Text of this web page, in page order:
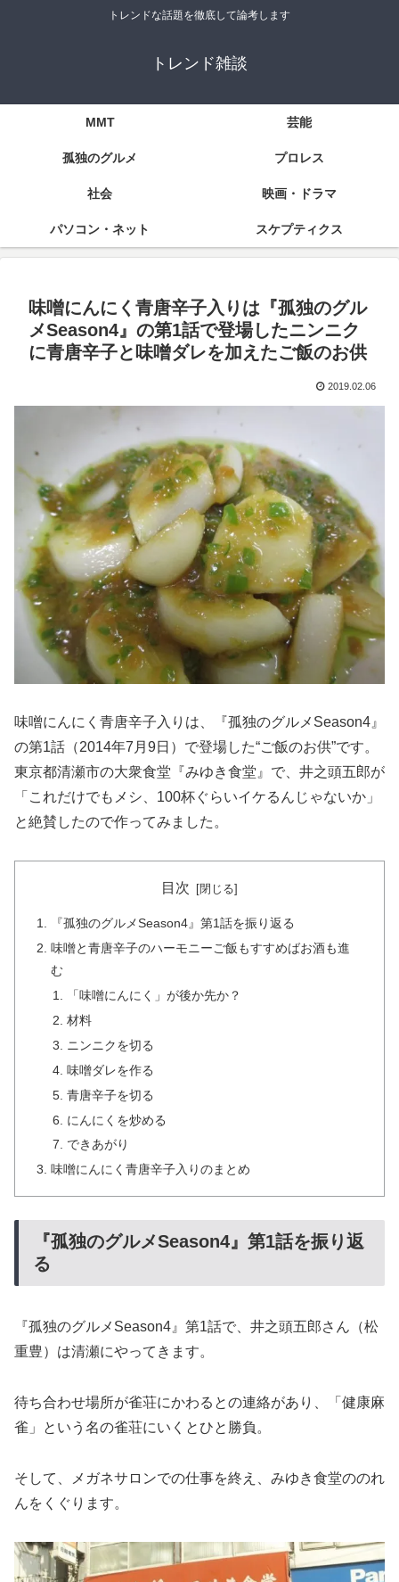
トレンドな話題を徹底して論考します
トレンド雑談
MMT 芸能
孤独のグルメ プロレス
社会 映画・ドラマ
パソコン・ネット スケプティクス
味噌にんにく青唐辛子入りは『孤独のグル
メSeason4』の第1話で登場したニンニク
に青唐辛子と味噌ダレを加えたご飯のお供
2019.02.06
味噌にんにく青唐辛子入りは、『孤独のグルメSeason4』
の第1話（2014年7月9日）で登場した“ご飯のお供”です。
東京都清瀬市の大衆食堂『みゆき食堂』で、井之頭五郎が
「これだけでもメシ、100杯ぐらいイケるんじゃないか」
と絶賛したので作ってみました。
目次
『孤独のグルメSeason4』第1話を振り返る
味噌と青唐辛子のハーモニーご飯もすすめばお酒も進
む
「味噌にんにく」が後か先か？
材料
ニンニクを切る
味噌ダレを作る
青唐辛子を切る
にんにくを炒める
できあがり
味噌にんにく青唐辛子入りのまとめ
『孤独のグルメSeason4』第1話を振り返
る
『孤独のグルメSeason4』第1話で、井之頭五郎さん（松
重豊）は清瀬にやってきます。
待ち合わせ場所が雀荘にかわるとの連絡があり、「健康麻
雀」という名の雀荘にいくとひと勝負。
そして、メガネサロンでの仕事を終え、みゆき食堂ののれ
んをくぐります。